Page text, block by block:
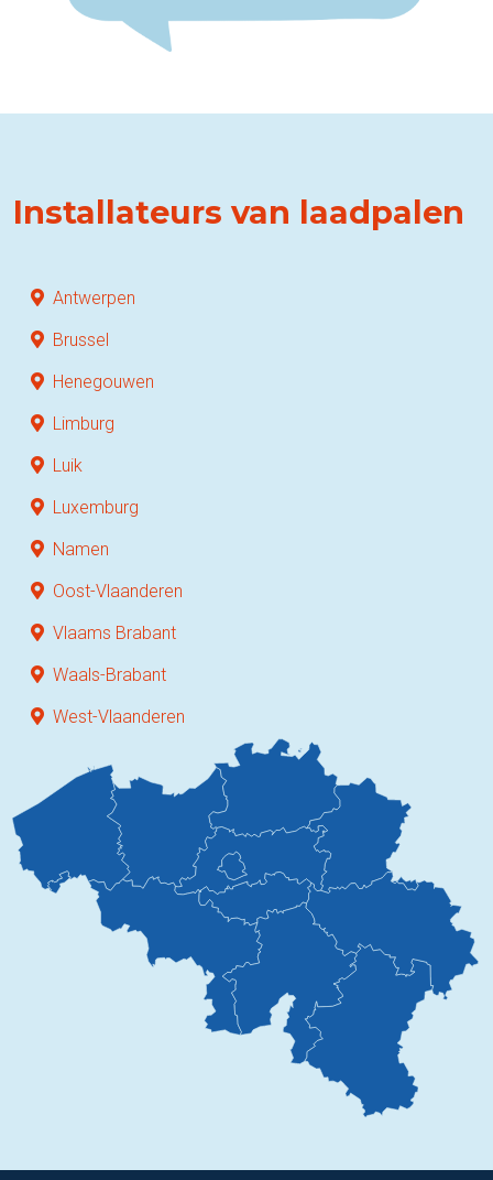
Installateurs van laadpalen
Antwerpen
Brussel
Henegouwen
Limburg
Luik
Luxemburg
Namen
Oost-Vlaanderen
Vlaams Brabant
Waals-Brabant
West-Vlaanderen